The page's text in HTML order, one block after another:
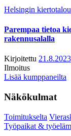
Helsingin
Parempaa tietoa
rakennusalalla
Kirjoitettu 21.8.2023
Ilmoitus
Lisää kumppaneilta
Näkökulmat
Toimitukselta
Työpaikat &